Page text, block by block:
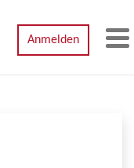
Anmelden